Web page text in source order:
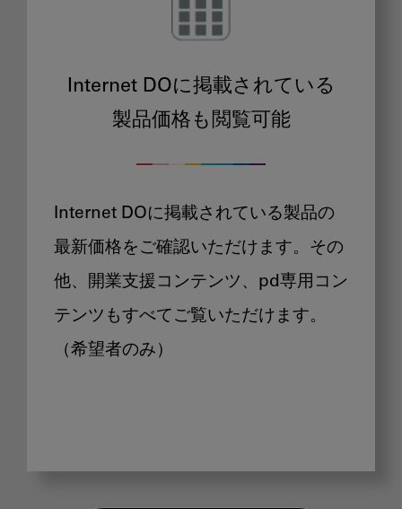
Internet DOに掲載されている
製品価格も閲覧可能
Internet DOに掲載されている製品の
最新価格をご確認いただけます。その
他、開業支援コンテンツ、pd専用コン
テンツもすべてご覧いただけます。
（希望者のみ）